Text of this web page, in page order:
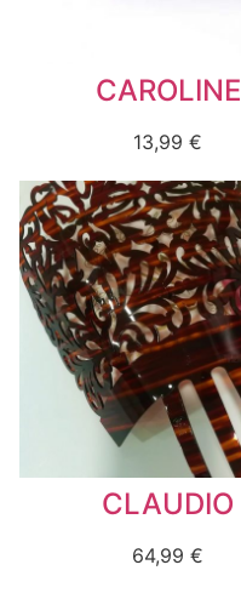
CAROLINE
13,99€
CLAUDIO
64,99€